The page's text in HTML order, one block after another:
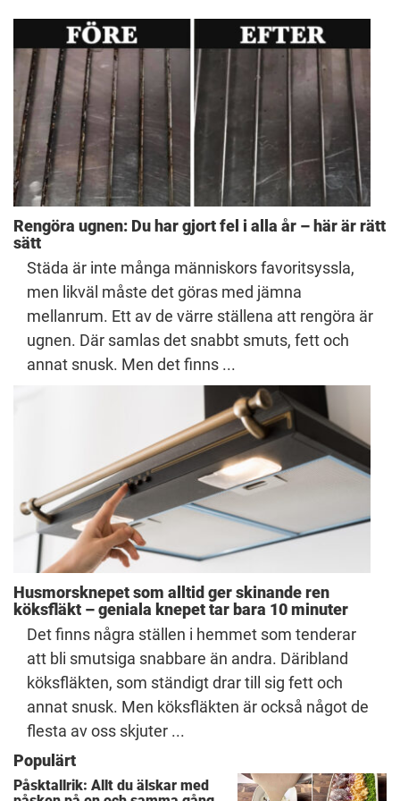
Rengöra ugnen: Du har gjort fel i alla år – här är rätt
sätt
Städa är inte många människors favoritsyssla,
men likväl måste det göras med jämna
mellanrum. Ett av de värre ställena att rengöra är
ugnen. Där samlas det snabbt smuts, fett och
annat snusk. Men det finns ...
Husmorsknepet som alltid ger skinande ren
köksfläkt – geniala knepet tar bara 10 minuter
Det finns några ställen i hemmet som tenderar
att bli smutsiga snabbare än andra. Däribland
köksfläkten, som ständigt drar till sig fett och
annat snusk. Men köksfläkten är också något de
flesta av oss skjuter ...
Populärt
Påsktallrik: Allt du älskar med